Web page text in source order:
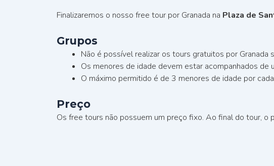
Finalizaremos o nosso free tour por Granada na Plaza de
Grupos
Não é possível realizar os tours gratuitos por Granada
Os menores de idade devem estar acompanhados de
O máximo permitido é de 3 menores de idade por
Preço
Os free tours não possuem um preço fixo. Ao final do tour, o